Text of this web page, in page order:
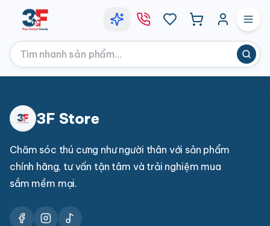
3F Store
Chăm sóc thú cưng như người thân với sản phẩm
chính hãng, tư vấn tận tâm và trải nghiệm mua
sắm mềm mại.